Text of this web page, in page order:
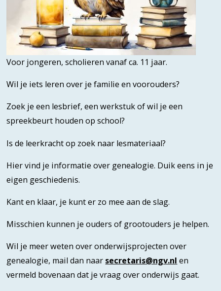
Voor jongeren, scholieren vanaf ca. 11 jaar.
Wil je iets leren over je familie en voorouders?
Zoek je een lesbrief, een werkstuk of wil je een
spreekbeurt houden op school?
Is de leerkracht op zoek naar lesmateriaal?
Hier vind je informatie over genealogie. Duik eens in je
eigen geschiedenis.
Kant en klaar, je kunt er zo mee aan de slag.
Misschien kunnen je ouders of grootouders je helpen.
Wil je meer weten over onderwijsprojecten over
genealogie, mail dan naar secretaris@ngv.nl en
vermeld bovenaan dat je vraag over onderwijs gaat.